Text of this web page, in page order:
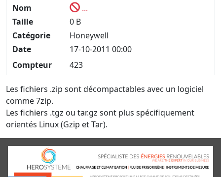
Nom
...
Taille
0 B
Catégorie
Honeywell
Date
17-10-2011 00:00
Compteur
423
Les fichiers .zip sont décompactables avec un logiciel
comme 7zip.
Les fichiers .tgz ou tar.gz sont plus spécifiquement
orientés Linux (Gzip et Tar).